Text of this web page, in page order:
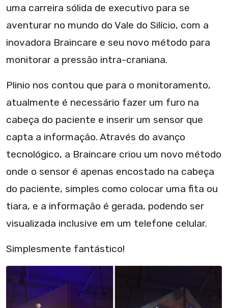
uma carreira sólida de executivo para se
aventurar no mundo do Vale do Silício, com a
inovadora Braincare e seu novo método para
monitorar a pressão intra-craniana.
Plinio nos contou que para o monitoramento,
atualmente é necessário fazer um furo na
cabeça do paciente e inserir um sensor que
capta a informação. Através do avanço
tecnológico, a Braincare criou um novo método
onde o sensor é apenas encostado na cabeça
do paciente, simples como colocar uma fita ou
tiara, e a informação é gerada, podendo ser
visualizada inclusive em um telefone celular.
Simplesmente fantástico!